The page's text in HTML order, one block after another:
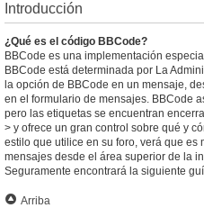
Introducción
¿Qué es el código BBCode?
BBCode es una implementación
BBCode está determinada por La
la opción de BBCode en un mensaje,
en el formulario de mensajes. BBCode
pero las etiquetas se encuentran
> y ofrece un gran control sobre qué y
estilo que utilice en su foro, verá que
mensajes desde el área superior de la
Seguramente encontrará la siguiente
Arriba